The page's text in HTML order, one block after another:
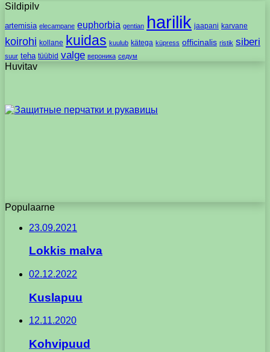
Sildipilv
artemisia elecampane euphorbia gentian harilik jaapani karvane
koirohi kollane kuidas kuulub kätega küpress officinalis ristik siberi
suur teha tüübid valge вероника седум
Huvitav
Populaarne
23.09.2021
Lokkis malva
02.12.2022
Kuslapuu
12.11.2020
Kohvipuud